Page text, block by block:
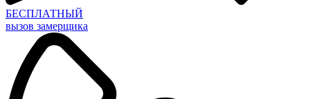
БЕСПЛАТНЫЙ
вызов замерщика